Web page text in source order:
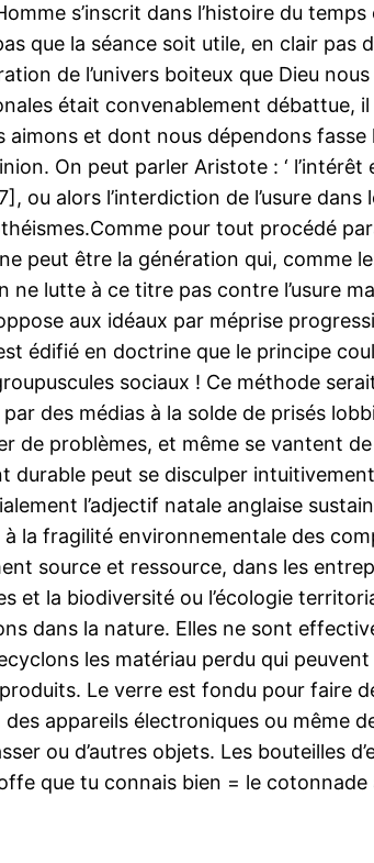
s’inscrit dans l’histoire du
que la séance soit utile, en clair pas
de l’univers boiteux que Dieu
était convenablement débattue,
et dont nous dépendons fasse
On peut parler Aristote : ‘
ou alors l’interdiction de l’usure
pour tout procédé
peut être la génération qui, comme
lutte à ce titre pas contre l’usure
aux idéaux par méprise
édifié en doctrine que le principe
sociaux ! Ce méthode
des médias à la solde de prisés
problèmes, et même se vantent de
durable peut se disculper
l’adjectif natale anglaise
fragilité environnementale des
source et ressource, dans les
et la biodiversité ou l’écologie
dans la nature. Elles ne sont
les matériau perdu qui
Le verre est fondu pour faire
appareils électroniques ou même
ou d’autres objets. Les bouteilles
que tu connais bien = le cotonnade